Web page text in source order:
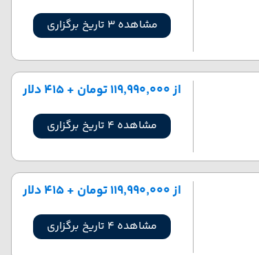
مشاهده 3 تاریخ برگزاری
از ۱۱۹٬۹۹۰٬۰۰۰ تومان + ۴۱۵ دلار
مشاهده 4 تاریخ برگزاری
از ۱۱۹٬۹۹۰٬۰۰۰ تومان + ۴۱۵ دلار
مشاهده 4 تاریخ برگزاری